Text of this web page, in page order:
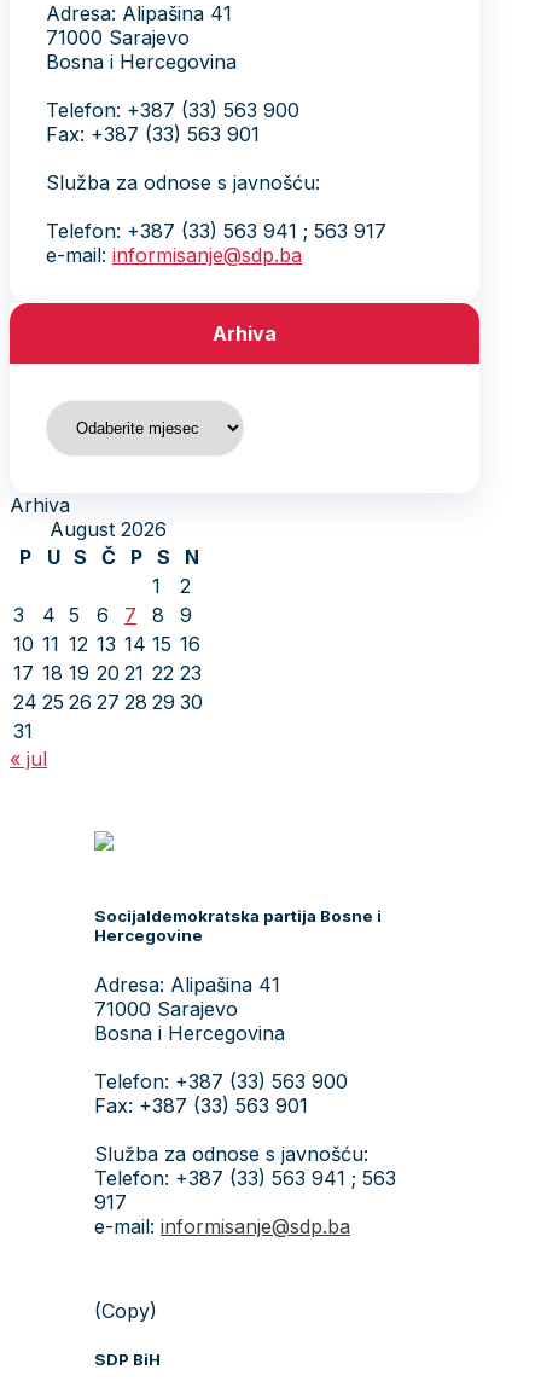
Adresa: Alipašina 41
71000 Sarajevo
Bosna i Hercegovina
Telefon: +387 (33) 563 900
Fax: +387 (33) 563 901
Služba za odnose s javnošću:
Telefon: +387 (33) 563 941 ; 563 917
e-mail: informisanje@sdp.ba
Arhiva
Arhiva
Arhiva
August 2026
P
U S Č P S
N
1
2
3
4 5 6 7 8
9
10 11 12 13 14 15 16
17 18 19 20 21 22 23
24 25 26 27 28 29 30
31
« jul
Socijaldemokratska partija Bosne i
Hercegovine
Adresa: Alipašina 41
71000 Sarajevo
Bosna i Hercegovina
Telefon: +387 (33) 563 900
Fax: +387 (33) 563 901
Služba za odnose s javnošću:
Telefon: +387 (33) 563 941 ; 563
917
e-mail: informisanje@sdp.ba
(Copy)
SDP BiH